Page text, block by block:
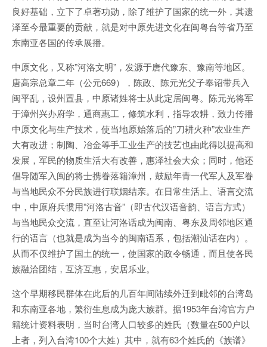
良好基础，立下了卓著功勋，除了维护了国家的统一外，其遗
泽至今最重要的贡献，就是对中原先进文化在闽粤台等省乃至
东南亚各国的传承展播。
中原文化，又称”河洛文明”，发源于唐代豫东、豫南等地区。
唐高宗总章二年（公元669），陈政、陈元光父子奉诏带兵入
闽平乱，设州置县，中原诸姓将士从此定居闽粤。陈元光将军
于漳州兴办府学，通商惠工，修筑水利，指导农耕，致力传播
中原文化与生产技术，使当地原始落后的”刀耕火种”农业生产
大有改进；制陶、冶金等手工业生产的技艺也由此得以提高和
发展，军民的物质生活大有改善，惠泽社会大众；同时，他还
倡导随军入闽的将士携眷落籍漳州，鼓励年青一代军人及军眷
与当地民众不分民族进行联姻结亲。在日常生活上、语言交流
中，中原府兵惯用”河洛古音”（即古代汉语音韵、语言方式）
与当地民众交流，直至让河洛话成为闽南、粤东及周邻地区通
行的语言（也就是成为当今的闽南语系，包括潮汕话在内）。
从而不仅维护了国土的统一，使国家的政令畅通，而且使各民
族融洽团结，互济互惠，安居乐业。
这个早期移民群体在此后的几百年间陆续外迁到毗邻的台湾岛
和东南亚各地，繁衍生息成为庞大族群。据1953年台湾官方户
籍统计资料表明，当时台湾人口较多的姓氏（数量在500户以
上者，列入台湾100个大姓）其中，就有63个姓氏的《族谱》